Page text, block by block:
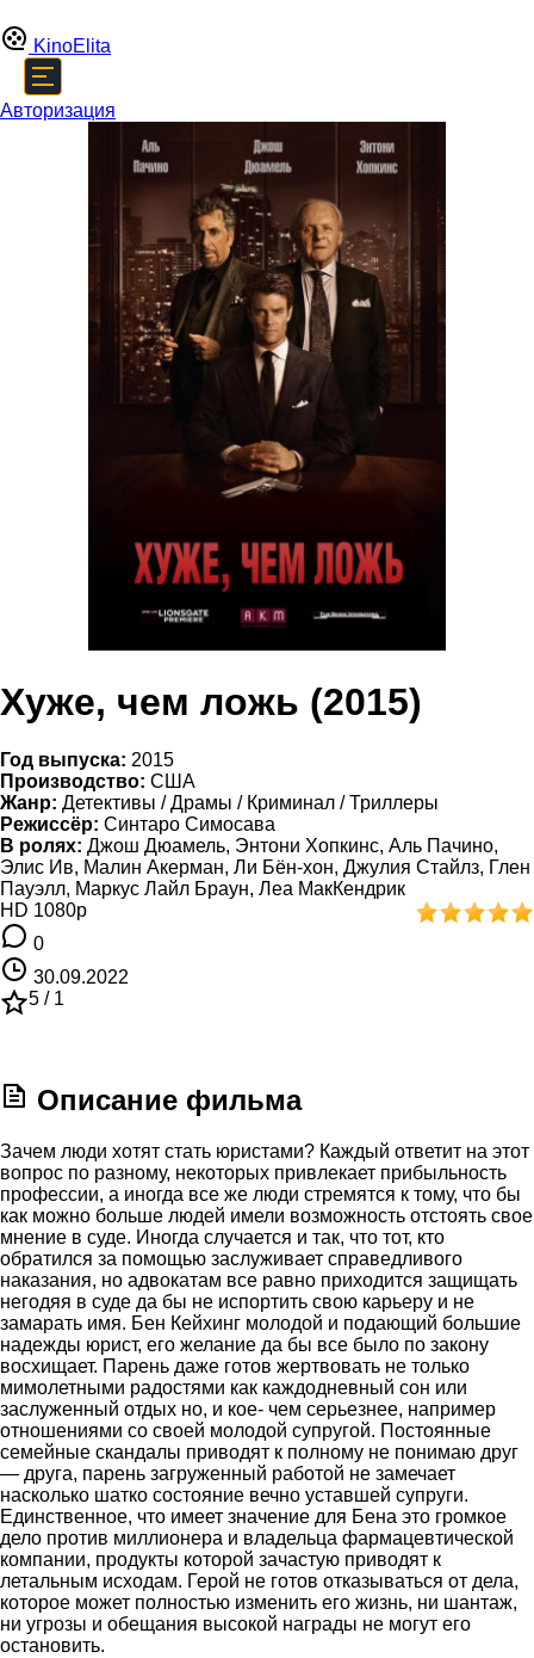
KinoElita
Авторизация
Хуже, чем ложь (2015)
Год выпуска: 2015
Производство: США
Жанр: Детективы / Драмы / Криминал / Триллеры
Режиссёр: Синтаро Симосава
В ролях: Джош Дюамель, Энтони Хопкинс, Аль Пачино,
Элис Ив, Малин Акерман, Ли Бён-хон, Джулия Стайлз, Глен
Пауэлл, Маркус Лайл Браун, Леа МакКендрик
HD 1080p
0
30.09.2022
5 / 1
Описание фильма
Зачем люди хотят стать юристами? Каждый ответит на этот
вопрос по разному, некоторых привлекает прибыльность
профессии, а иногда все же люди стремятся к тому, что бы
как можно больше людей имели возможность отстоять свое
мнение в суде. Иногда случается и так, что тот, кто
обратился за помощью заслуживает справедливого
наказания, но адвокатам все равно приходится защищать
негодяя в суде да бы не испортить свою карьеру и не
замарать имя. Бен Кейхинг молодой и подающий большие
надежды юрист, его желание да бы все было по закону
восхищает. Парень даже готов жертвовать не только
мимолетными радостями как каждодневный сон или
заслуженный отдых но, и кое- чем серьезнее, например
отношениями со своей молодой супругой. Постоянные
семейные скандалы приводят к полному не понимаю друг
— друга, парень загруженный работой не замечает
насколько шатко состояние вечно уставшей супруги.
Единственное, что имеет значение для Бена это громкое
дело против миллионера и владельца фармацевтической
компании, продукты которой зачастую приводят к
летальным исходам. Герой не готов отказываться от дела,
которое может полностью изменить его жизнь, ни шантаж,
ни угрозы и обещания высокой награды не могут его
остановить.